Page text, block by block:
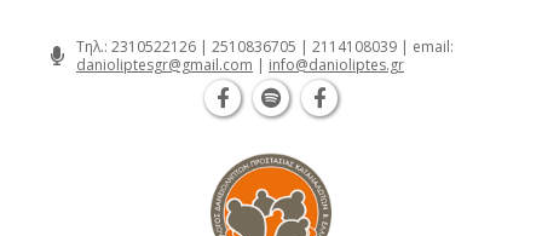
Τηλ.: 2310522126 | 2510836705 | 2114108039 | email:
danioliptesgr@gmail.com | info@danioliptes.gr